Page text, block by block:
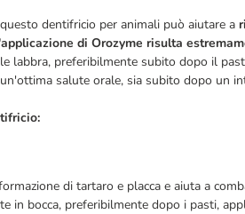
dentifricio per animali può aiutare a
di Orozyme risulta
labbra, preferibilmente subito dopo il
salute orale, sia subito dopo un
di tartaro e placca e aiuta a
in bocca, preferibilmente dopo i pasti,